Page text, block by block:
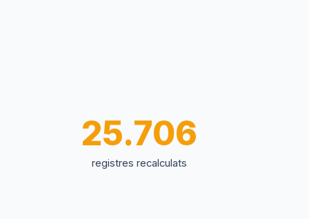
25.706
registres recalculats